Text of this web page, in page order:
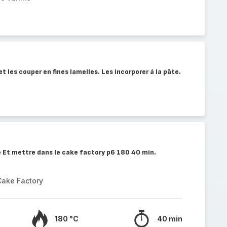
les couper en fines lamelles. Les incorporer à la pâte.
Et mettre dans le cake factory p6 180 40 min.
Factory
180 °C 40 min